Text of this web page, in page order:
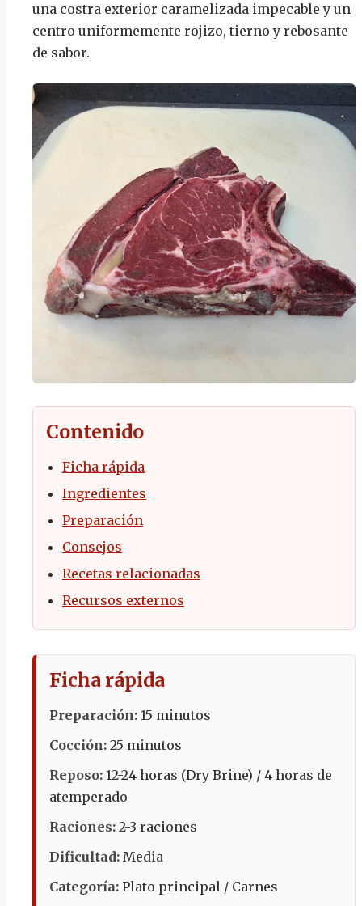
una costra exterior caramelizada impecable y un
centro uniformemente rojizo, tierno y rebosante
de sabor.
Contenido
Ficha rápida
Ingredientes
Preparación
Consejos
Recetas relacionadas
Recursos externos
Ficha rápida
Preparación: 15 minutos
Cocción: 25 minutos
Reposo: 12-24 horas (Dry Brine) / 4 horas de
atemperado
Raciones: 2-3 raciones
Dificultad: Media
Categoría: Plato principal / Carnes